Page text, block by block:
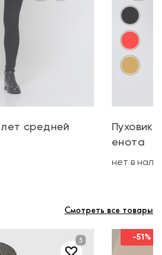
средней
Пуховик
енота
нет в
Смотреть все товары
-51%